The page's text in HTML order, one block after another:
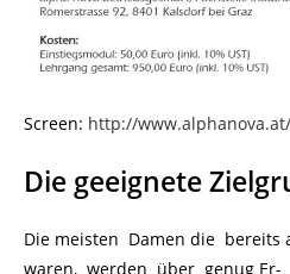
Screen: http://
Die geeignete
Die meisten Damen die bereits
waren, werden über genug Er-